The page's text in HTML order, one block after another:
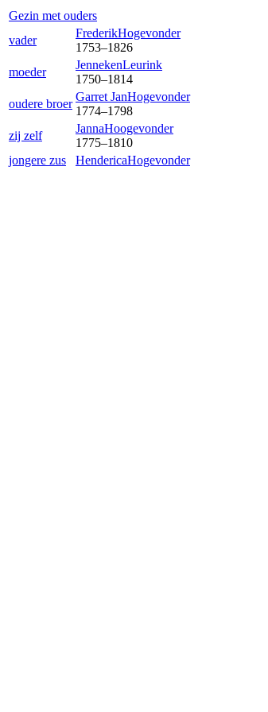
Gezin met ouders
vader
FrederikHogevonder
1753–1826
moeder
JennekenLeurink
1750–1814
oudere broer
Garret JanHogevonder
1774–1798
zij zelf
JannaHoogevonder
1775–1810
jongere zus
HendericaHogevonder